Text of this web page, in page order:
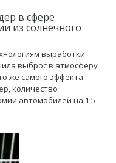
в сфере
из солнечного
выработки
выброс в атмосферу
же самого эффекта
количество
автомобилей на 1,5